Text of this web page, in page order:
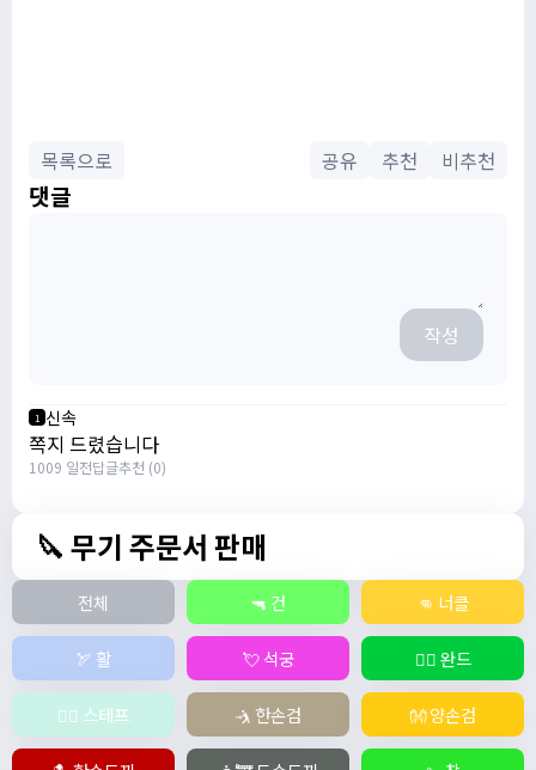
목록으로 공유 추천 비추천
댓글
작성
1 신속
쪽지 드렸습니다
1009 일전답글추천 (0)
🔪 무기 주문서 판매
전체 🔫 건 👊 너클
🏹 활 💘 석궁 🧙‍♀️ 완드
🧚‍♂️ 스테프 🤺 한손검 👐 양손검